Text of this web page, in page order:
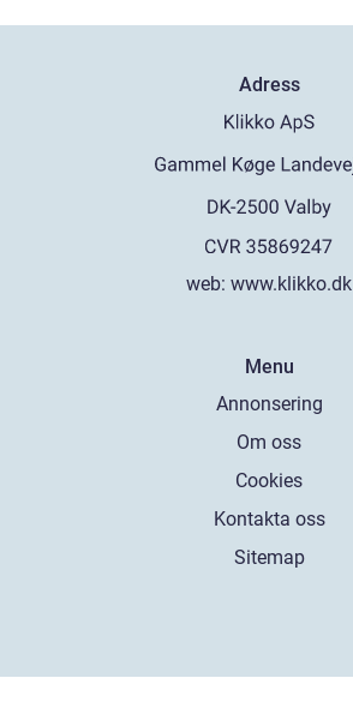
Adress
web: www.klikko.dk
Menu
Annonsering
Om oss
Cookies
Kontakta oss
Sitemap